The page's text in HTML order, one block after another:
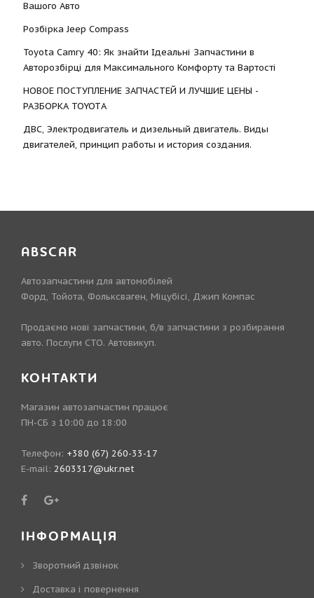
Вашого Авто
Розбірка Jeep Compass
Toyota Camry 40: Як знайти Ідеальні Запчастини в
Авторозбірці для Максимального Комфорту та Вартості
НОВОЕ ПОСТУПЛЕНИЕ ЗАПЧАСТЕЙ И ЛУЧШИЕ ЦЕНЫ -
РАЗБОРКА TOYOTА
ДВС, Электродвигатель и дизельный двигатель. Виды
двигателей, принцип работы и история создания.
ABSCAR
Автозапчастини для автомобілей
Форд, Тойота, Фольксваген, Міцубісі, Джип Компас
Продаємо нові запчастини, б/в запчастини з розбирання
авто. Послуги СТО. Автовикуп.
КОНТАКТИ
Магазин автозапчастин працює
ПН-СБ з 10:00 до 18:00
Телефон: +380 (67) 260-33-17
E-mail: 2603317@ukr.net
ІНФОРМАЦІЯ
Зворотний дзвінок
Доставка і повернення